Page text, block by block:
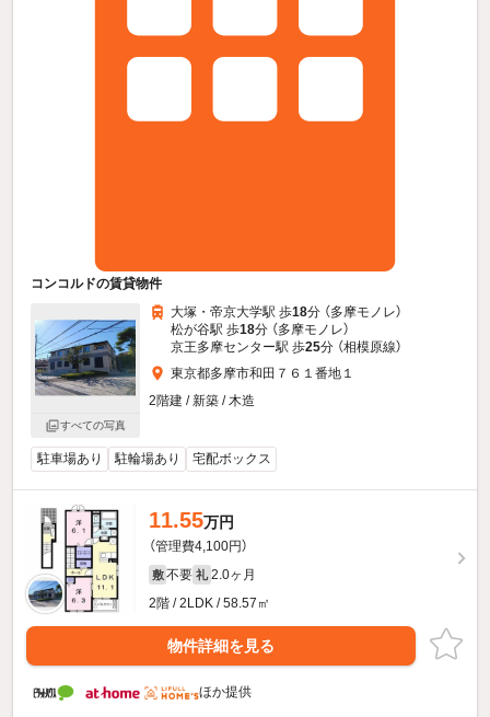
コンコルドの賃貸物件
すべての写真
大塚・帝京大学駅 歩18分 （多摩モノレ）
松が谷駅 歩18分 （多摩モノレ）
京王多摩センター駅 歩25分 （相模原線）
東京都多摩市和田７６１番地１
2階建 / 新築 / 木造
駐車場あり 駐輪場あり 宅配ボックス
11.55万円
（管理費4,100円）
敷 不要 礼 2.0ヶ月
2階 / 2LDK / 58.57㎡
物件詳細を見る
ほか提供